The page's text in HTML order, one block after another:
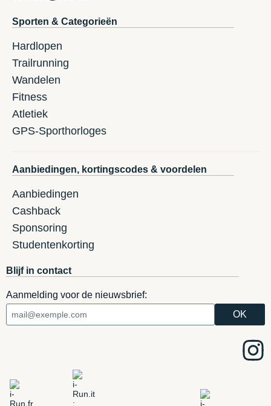
Sporten & Categorieën
Hardlopen
Trailrunning
Wandelen
Fitness
Atletiek
GPS-Sporthorloges
Aanbiedingen, kortingscodes & voordelen
Aanbiedingen
Cashback
Sponsoring
Studentenkorting
Blijf in contact
Aanmelding voor de nieuwsbrief: